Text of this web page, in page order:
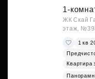
1-
ЖК Скай
этаж,
1 кв
Квартира